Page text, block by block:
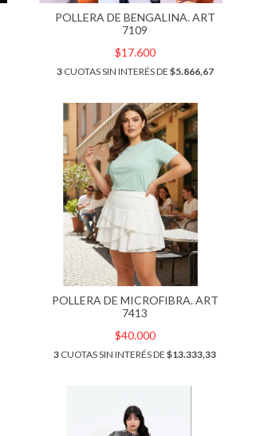
POLLERA DE BENGALINA. ART
7109
$17.600
3CUOTAS SIN INTERÉS DE $5.866,67
POLLERA DE MICROFIBRA. ART
7413
$40.000
3 CUOTAS SIN INTERÉS DE$13.333,33